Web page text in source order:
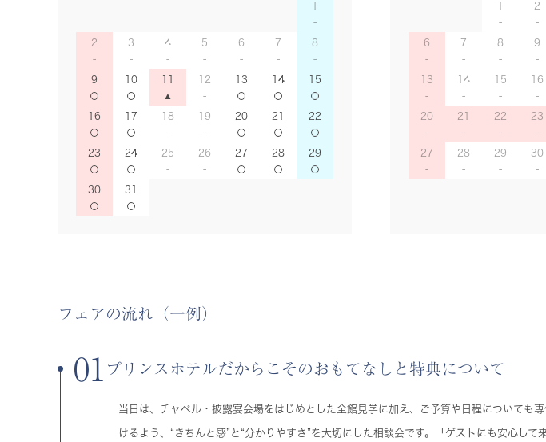
1
2 3 4 5 6 7 8
9 10 11 12 13 14 15
16 17 18 19 20 21 22
23 24 25 26 27 28 29
30 31
1 2
6 7 8 9
13 14 15 16
20 21 22 23
27 28 29 30
フェアの流れ（一例）
01 プリンスホテルだからこそのおもてなしと特典について
当日は、チャペル・披露宴会場をはじめとした全館見学に加え、ご予算や日程についても
けるよう、“きちんと感”と“分かりやすさ”を大切にした相談会です。「ゲストにも安心し